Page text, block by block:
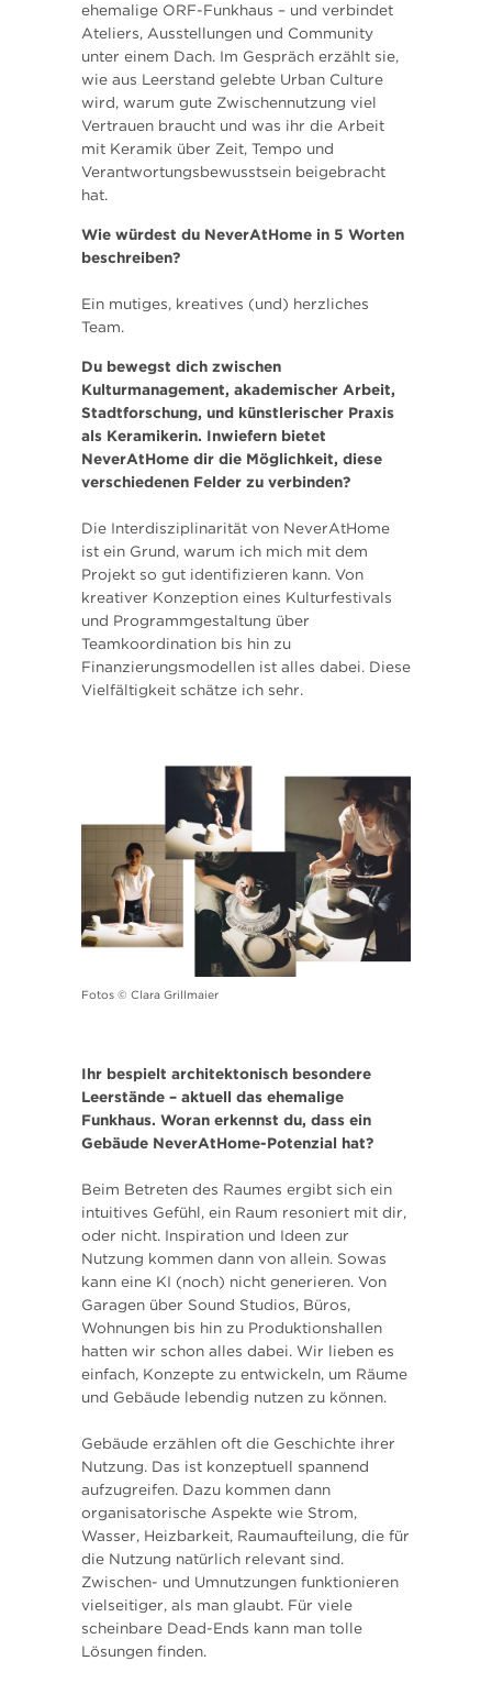
ehemalige ORF-Funkhaus – und verbindet
Ateliers, Ausstellungen und Community
unter einem Dach. Im Gespräch erzählt sie,
wie aus Leerstand gelebte Urban Culture
wird, warum gute Zwischennutzung viel
Vertrauen braucht und was ihr die Arbeit
mit Keramik über Zeit, Tempo und
Verantwortungsbewusstsein beigebracht
hat.
Wie würdest du NeverAtHome in 5 Worten
beschreiben?
Ein mutiges, kreatives (und) herzliches
Team.
Du bewegst dich zwischen
Kulturmanagement, akademischer Arbeit,
Stadtforschung, und künstlerischer Praxis
als Keramikerin. Inwiefern bietet
NeverAtHome dir die Möglichkeit, diese
verschiedenen Felder zu verbinden?
Die Interdisziplinarität von NeverAtHome
ist ein Grund, warum ich mich mit dem
Projekt so gut identifizieren kann. Von
kreativer Konzeption eines Kulturfestivals
und Programmgestaltung über
Teamkoordination bis hin zu
Finanzierungsmodellen ist alles dabei. Diese
Vielfältigkeit schätze ich sehr.
Fotos © Clara Grillmaier
Ihr bespielt architektonisch besondere
Leerstände – aktuell das ehemalige
Funkhaus. Woran erkennst du, dass ein
Gebäude NeverAtHome-Potenzial hat?
Beim Betreten des Raumes ergibt sich ein
intuitives Gefühl, ein Raum resoniert mit dir,
oder nicht. Inspiration und Ideen zur
Nutzung kommen dann von allein. Sowas
kann eine KI (noch) nicht generieren. Von
Garagen über Sound Studios, Büros,
Wohnungen bis hin zu Produktionshallen
hatten wir schon alles dabei. Wir lieben es
einfach, Konzepte zu entwickeln, um Räume
und Gebäude lebendig nutzen zu können.
Gebäude erzählen oft die Geschichte ihrer
Nutzung. Das ist konzeptuell spannend
aufzugreifen. Dazu kommen dann
organisatorische Aspekte wie Strom,
Wasser, Heizbarkeit, Raumaufteilung, die für
die Nutzung natürlich relevant sind.
Zwischen- und Umnutzungen funktionieren
vielseitiger, als man glaubt. Für viele
scheinbare Dead-Ends kann man tolle
Lösungen finden.